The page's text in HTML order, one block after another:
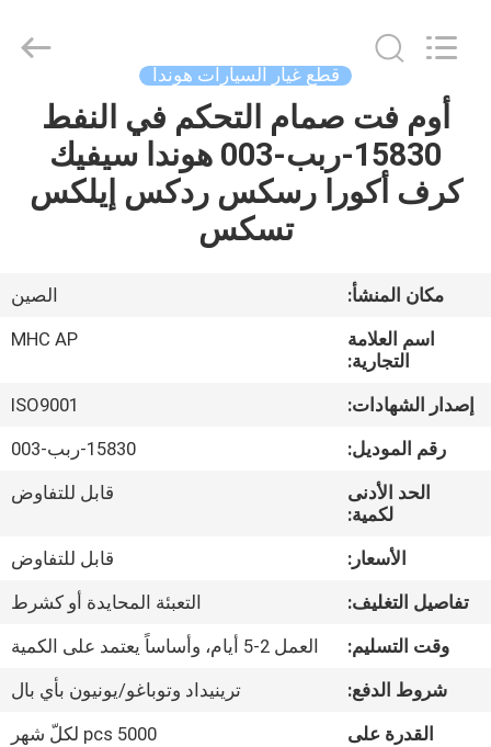
الصفحة
الرئيسية
معلومات
جولة
المعمل
مراقبة
الجودة
اتصل
Limited.
Reserved.
قطع غيار السيارات هوندا
أوم فت صمام التحكم في النفط
15830-ربب-003 هوندا سيفيك
كرف أكورا رسكس ردكس إيلكس
تسكس
مكان المنشأ:
الصين
اسم العلامة
التجارية:
MHC AP
إصدار الشهادات:
ISO9001
رقم الموديل:
15830-ربب-003
الحد الأدنى
لكمية:
قابل للتفاوض
الأسعار:
قابل للتفاوض
تفاصيل التغليف:
التعبئة المحايدة أو كشرط
وقت التسليم:
العمل 2-5 أيام، وأساساً يعتمد على الكمية
شروط الدفع:
ترينيداد وتوباغو/يونيون بأي بال
القدرة على
5000 pcs لكلّ شهر